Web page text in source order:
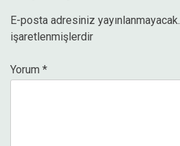
E-posta adresiniz yayınlanmayacak.
işaretlenmişlerdir
Yorum *